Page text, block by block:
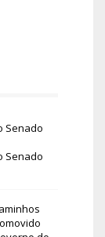
Senado
Senado